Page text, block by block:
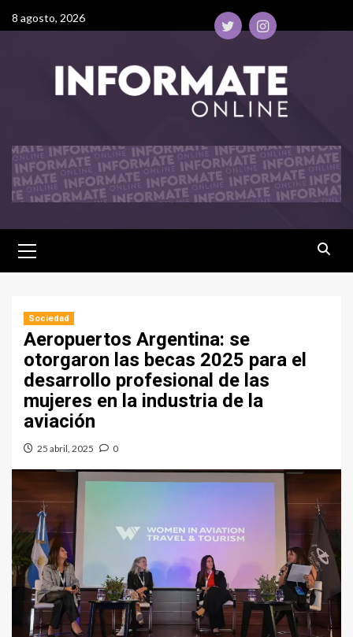
8 agosto, 2026
Sociedad
Aeropuertos Argentina: se
otorgaron las becas 2025 para el
desarrollo profesional de las
mujeres en la industria de la
aviación
25 abril, 2025 0